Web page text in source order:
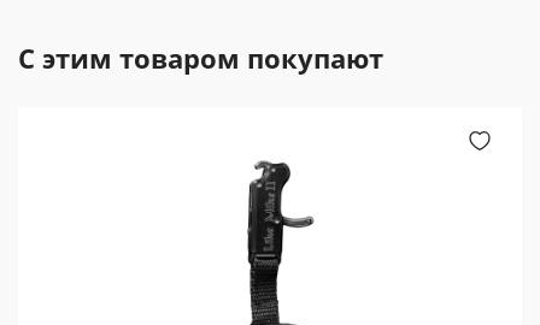
С этим товаром покупают